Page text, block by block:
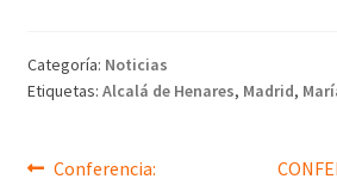
Categoría: Noticias
Etiquetas: Alcalá de Henares, Madrid,
Anterior:
Conferencia: